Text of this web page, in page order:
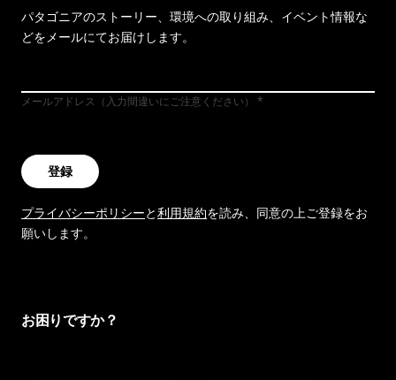
パタゴニアのストーリー、環境への取り組み、イベント情報な
どをメールにてお届けします。
メールアドレス（入力間違いにご注意ください）
登録
プライバシーポリシーと利用規約を読み、同意の上ご登録をお
願いします。
お困りですか？